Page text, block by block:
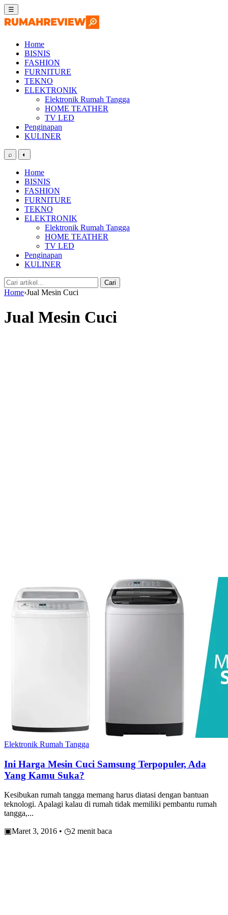
Skip
to
content
☰
Home
BISNIS
FASHION
FURNITURE
TEKNO
ELEKTRONIK
Elektronik Rumah Tangga
HOME TEATHER
TV LED
Penginapan
KULINER
⌕ ◐
Home
BISNIS
FASHION
FURNITURE
TEKNO
ELEKTRONIK
Elektronik Rumah Tangga
HOME TEATHER
TV LED
Penginapan
KULINER
Cari:
Cari
Home›Jual Mesin Cuci
Jual Mesin Cuci
Elektronik Rumah Tangga
Ini Harga Mesin Cuci Samsung Terpopuler, Ada
Yang Kamu Suka?
Kesibukan rumah tangga memang harus diatasi dengan bantuan
teknologi. Apalagi kalau di rumah tidak memiliki pembantu rumah
tangga,...
▣Maret 3, 2016 • ◷2 menit baca